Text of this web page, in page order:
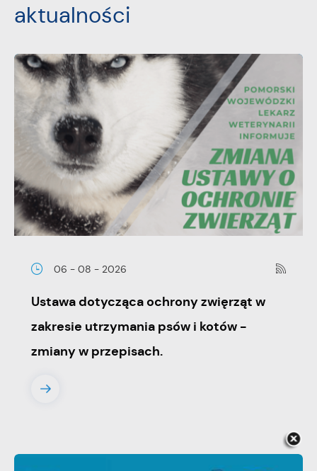
aktualności
06 - 08 - 2026
Ustawa dotycząca ochrony zwięrząt w
zakresie utrzymania psów i kotów -
zmiany w przepisach.